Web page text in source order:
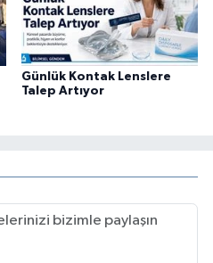
Günlük Kontak Lenslere
Talep Artıyor